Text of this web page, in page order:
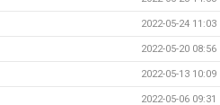
2022-05-24 11:03
2022-05-20 08:56
2022-05-13 10:09
2022-05-06 09:31